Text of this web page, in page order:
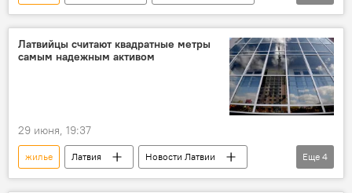
рост цен
Новости мира
статистика
Латвия
Латвийцы считают квадратные метры
самым надежным активом
29 июня, 19:37
жилье Латвия
Новости Латвии
Новости Балтии
страны Балтии
Еще 4